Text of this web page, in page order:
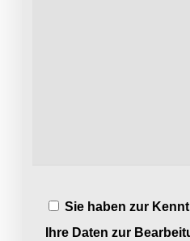
Sie haben zur
Ihre Daten zur